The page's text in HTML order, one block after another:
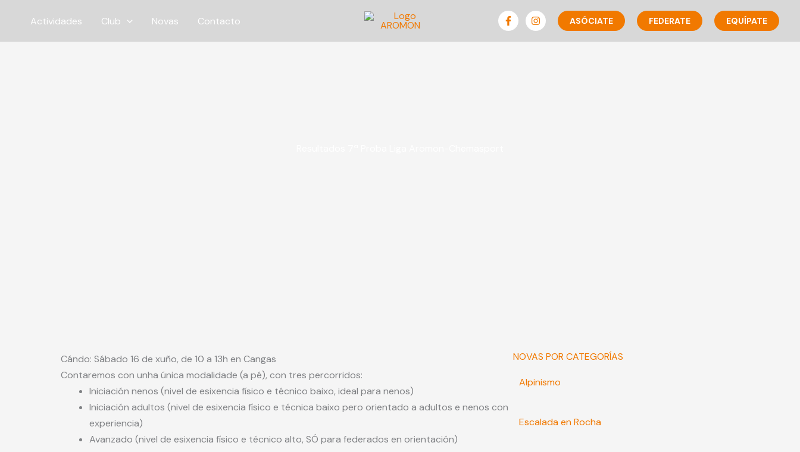
contido
Actividades Club Novas Contacto ASÓCIATE FEDERATE EQUÍPATE
Cándo: Sábado 16 de xuño, de 10 a 13h en Cangas
Contaremos con unha única modalidade (a pé), con tres percorridos:
Iniciación nenos (nivel de esixencia físico e técnico baixo, ideal para nenos)
Iniciación adultos (nivel de esixencia físico e técnica baixo pero orientado a adultos e nenos con
experiencia)
Avanzado (nivel de esixencia físico e técnico alto, SÓ para federados en orientación)
NOVAS POR CATEGORÍAS
Alpinismo
Escalada en Rocha